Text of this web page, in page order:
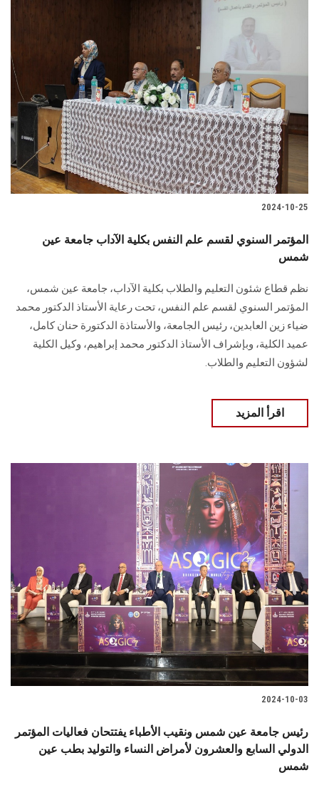
2024-10-25
المؤتمر السنوي لقسم علم النفس بكلية الآداب جامعة عين
شمس
نظم قطاع شئون التعليم والطلاب بكلية الآداب، جامعة عين شمس،
المؤتمر السنوي لقسم علم النفس، تحت رعاية الأستاذ الدكتور محمد
ضياء زين العابدين، رئيس الجامعة، والأستاذة الدكتورة حنان كامل،
عميد الكلية، وبإشراف الأستاذ الدكتور محمد إبراهيم، وكيل الكلية
لشؤون التعليم والطلاب.
اقرأ المزيد
2024-10-03
رئيس جامعة عين شمس ونقيب الأطباء يفتتحان فعاليات المؤتمر
الدولي السابع والعشرون لأمراض النساء والتوليد بطب عين
شمس